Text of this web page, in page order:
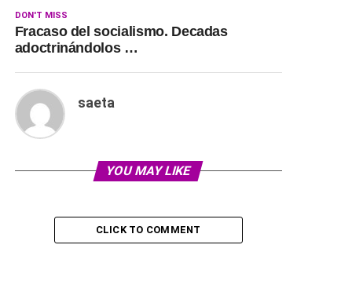
DON'T MISS
Fracaso del socialismo. Decadas
adoctrinándolos …
saeta
YOU MAY LIKE
CLICK TO COMMENT